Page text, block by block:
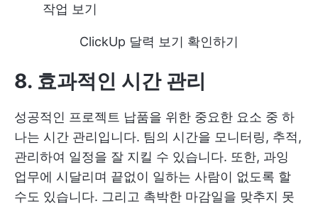
작업 보기
ClickUp 달력 보기 확인하기
8. 효과적인 시간 관리
성공적인 프로젝트 납품을 위한 중요한 요소 중 하
나는 시간 관리입니다. 팀의 시간을 모니터링, 추적,
관리하여 일정을 잘 지킬 수 있습니다. 또한, 과잉
업무에 시달리며 끝없이 일하는 사람이 없도록 할
수도 있습니다. 그리고 촉박한 마감일을 맞추지 못